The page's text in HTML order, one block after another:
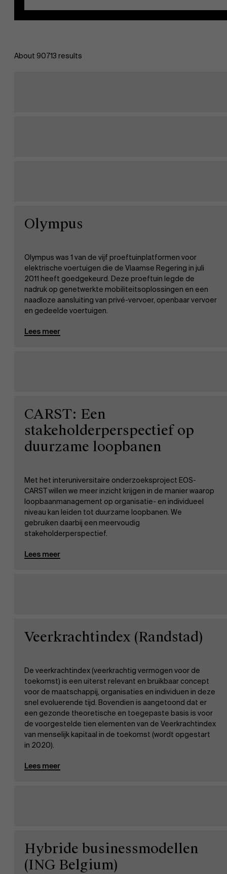
Ontdek onze faculty
Onderzoek
Over Antwerp Management School
About 90713 results
Olympus
Olympus was 1 van de vijf proeftuinplatformen voor
elektrische voertuigen die de Vlaamse Regering in juli
2011 heeft goedgekeurd. Deze proeftuin legde de
nadruk op genetwerkte mobiliteitsoplossingen en een
naadloze aansluiting van privé-vervoer, openbaar vervoer
en gedeelde voertuigen.
Lees meer
CARST: Een
stakeholderperspectief op
duurzame loopbanen
Met het interuniversitaire onderzoeksproject EOS-
CARST willen we meer inzicht krijgen in de manier waarop
loopbaanmanagement op organisatie- en individueel
niveau kan leiden tot duurzame loopbanen. We
gebruiken daarbij een meervoudig
stakeholderperspectief.
Lees meer
Veerkrachtindex (Randstad)
De veerkrachtindex (veerkrachtig vermogen voor de
toekomst) is een uiterst relevant en bruikbaar concept
voor de maatschappij, organisaties en individuen in deze
snel evoluerende tijd. Bovendien is aangetoond dat er
een gezonde theoretische en toegepaste basis is voor
de voorgestelde tien elementen van de Veerkrachtindex
van menselijk kapitaal in de toekomst (wordt opgestart
in 2020).
Lees meer
Hybride businessmodellen
(ING Belgium)